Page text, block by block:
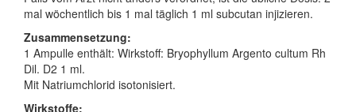
mal wöchentlich bis 1 mal täglich 1 ml subcutan injizieren.
Zusammensetzung:
1 Ampulle enthält: Wirkstoff: Bryophyllum Argento cultum Rh
Dil. D2 1 ml.
Mit Natriumchlorid isotonisiert.
Wirkstoffe: